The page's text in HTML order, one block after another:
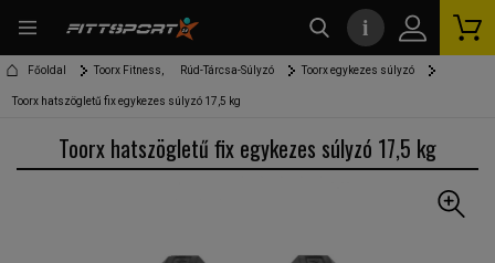
Főoldal Toorx Fitness, Rúd-Tárcsa-Súlyzó Toorx egykezes súlyzó
Toorx hatszögletű fix egykezes súlyzó 17,5 kg
Toorx hatszögletű fix egykezes súlyzó 17,5 kg
i
kereső